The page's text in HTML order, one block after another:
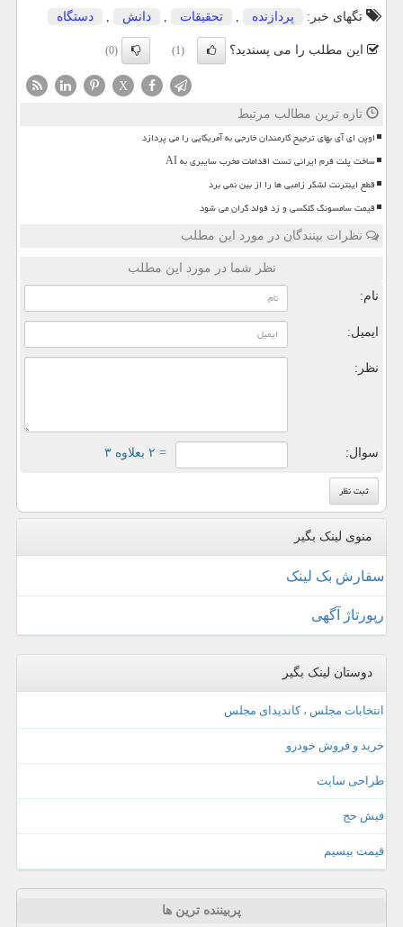
تگهای خبر:
پردازنده , تحقیقات , دانش , دستگاه
این مطلب را می پسندید؟ (1)
(0)
X
تازه ترین مطالب مرتبط
اوپن ای آی بهای ترجیح کارمندان خارجی به آمریکایی را می پردازد
ساخت پلت فرم ایرانی تست اقدامات مخرب سایبری به AI
قطع اینترنت لشکر زامبی ها را از بین نمی برد
قیمت سامسونگ گلکسی و زد فولد گران می شود
نظرات بینندگان در مورد این مطلب
نظر شما در مورد این مطلب
نام:
ایمیل:
نظر:
سوال: = ۲ بعلاوه ۳
منوی لینک بگیر
سفارش بک لینک
رپورتاژ آگهی
دوستان لینک بگیر
انتخابات مجلس ، کاندیدای مجلس
خرید و فروش خودرو
طراحی سایت
فیش حج
قیمت بیسیم
پربیننده ترین ها